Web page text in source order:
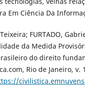
Em Ciência Da
FURTADO,
da Medida
do direito
Rio de Janeiro, v.